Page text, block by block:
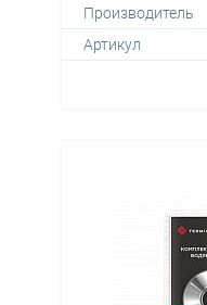
Производитель
Артикул